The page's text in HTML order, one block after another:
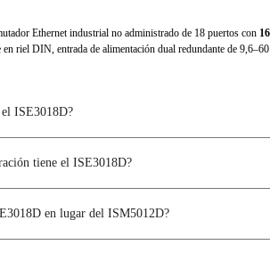
Ethernet industrial no administrado de 18 puertos con
riel DIN, entrada de alimentación dual redundante de
ISE3018D?
tiene el ISE3018D?
en lugar del ISM5012D?